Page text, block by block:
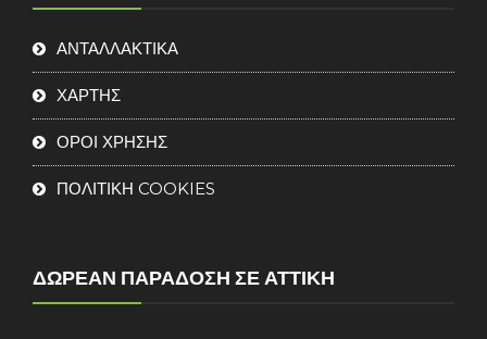
ΑΝΤΑΛΛΑΚΤΙΚΑ
ΧΑΡΤΗΣ
ΟΡΟΙ ΧΡΗΣΗΣ
ΠΟΛΙΤΙΚΗ COOKIES
ΔΩΡΕΆΝ ΠΑΡΆΔΟΣΗ ΣΕ ΑΤΤΙΚΉ